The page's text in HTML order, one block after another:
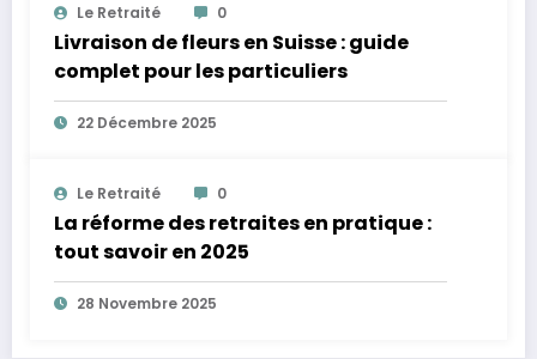
Le Retraité 0
Livraison de fleurs en Suisse : guide
complet pour les particuliers
22 Décembre 2025
Le Retraité 0
La réforme des retraites en pratique :
tout savoir en 2025
28 Novembre 2025